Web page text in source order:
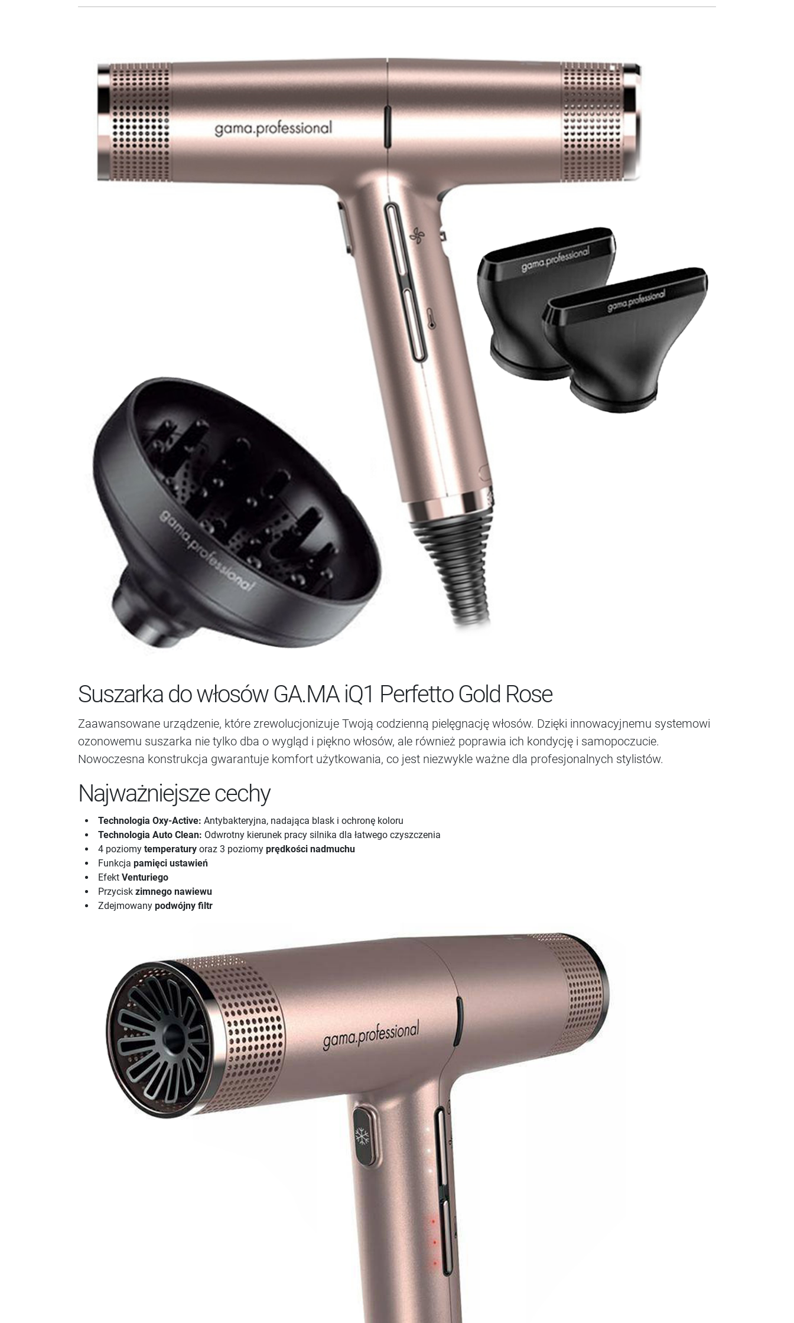
Suszarka do włosów GA.MA iQ1 Perfetto Gold Rose
Zaawansowane urządzenie, które zrewolucjonizuje Twoją codzienną pielęgnację włosów. Dzięki innowacyjnemu systemowi
ozonowemu suszarka nie tylko dba o wygląd i piękno włosów, ale również poprawia ich kondycję i samopoczucie.
Nowoczesna konstrukcja gwarantuje komfort użytkowania, co jest niezwykle ważne dla profesjonalnych stylistów.
Najważniejsze cechy
Technologia Oxy-Active: Antybakteryjna, nadająca blask i ochronę koloru
Technologia Auto Clean: Odwrotny kierunek pracy silnika dla łatwego czyszczenia
4 poziomy temperatury oraz 3 poziomy prędkości nadmuchu
Funkcja pamięci ustawień
Efekt Venturiego
Przycisk zimnego nawiewu
Zdejmowany podwójny filtr